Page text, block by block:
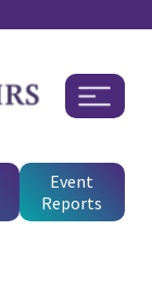
Event
Reports